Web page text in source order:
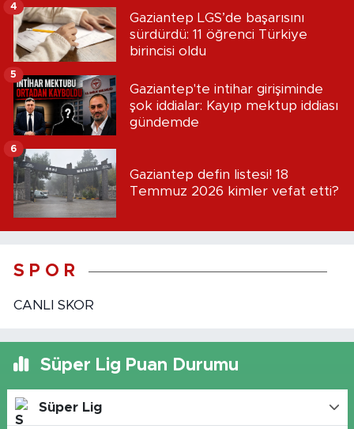
Gaziantep LGS’de başarısını
sürdürdü: 11 öğrenci Türkiye
birincisi oldu
4
Gaziantep'te intihar girişiminde
şok iddialar: Kayıp mektup iddiası
gündemde
5
Gaziantep defin listesi! 18
Temmuz 2026 kimler vefat etti?
6
S P O R
CANLI SKOR
Süper Lig Puan Durumu
Süper Lig